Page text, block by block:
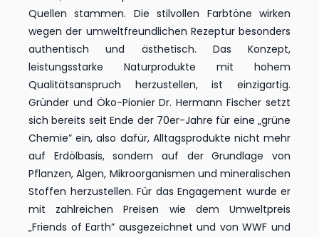
Quellen stammen. Die stilvollen Farbtöne wirken
wegen der umweltfreundlichen Rezeptur besonders
authentisch und ästhetisch. Das Konzept,
leistungsstarke Naturprodukte mit hohem
Qualitätsanspruch herzustellen, ist einzigartig.
Gründer und Öko-Pionier Dr. Hermann Fischer setzt
sich bereits seit Ende der 70er-Jahre für eine „grüne
Chemie” ein, also dafür, Alltagsprodukte nicht mehr
auf Erdölbasis, sondern auf der Grundlage von
Pflanzen, Algen, Mikroorganismen und mineralischen
Stoffen herzustellen. Für das Engagement wurde er
mit zahlreichen Preisen wie dem Umweltpreis
„Friends of Earth” ausgezeichnet und von WWF und